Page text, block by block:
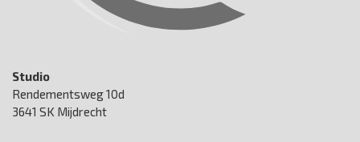
Studio
Rendementsweg 10d
3641 SK Mijdrecht